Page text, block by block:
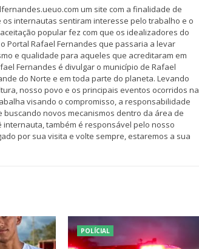
um site com a finalidade de
internautas sentiram interesse pelo trabalho e o
popular fez com que os idealizadores do
Portal Rafael Fernandes que passaria a levar
e qualidade para aqueles que acreditaram em
Fernandes é divulgar o município de Rafael
do Norte e em toda parte do planeta. Levando
nosso povo e os principais eventos ocorridos na
visando o compromisso, a responsabilidade
novos mecanismos dentro da área de
também é responsável pelo nosso
por sua visita e volte sempre, estaremos a sua
POLÍCIAL